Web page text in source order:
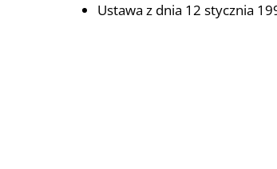
Ustawa z dnia 12 stycznia